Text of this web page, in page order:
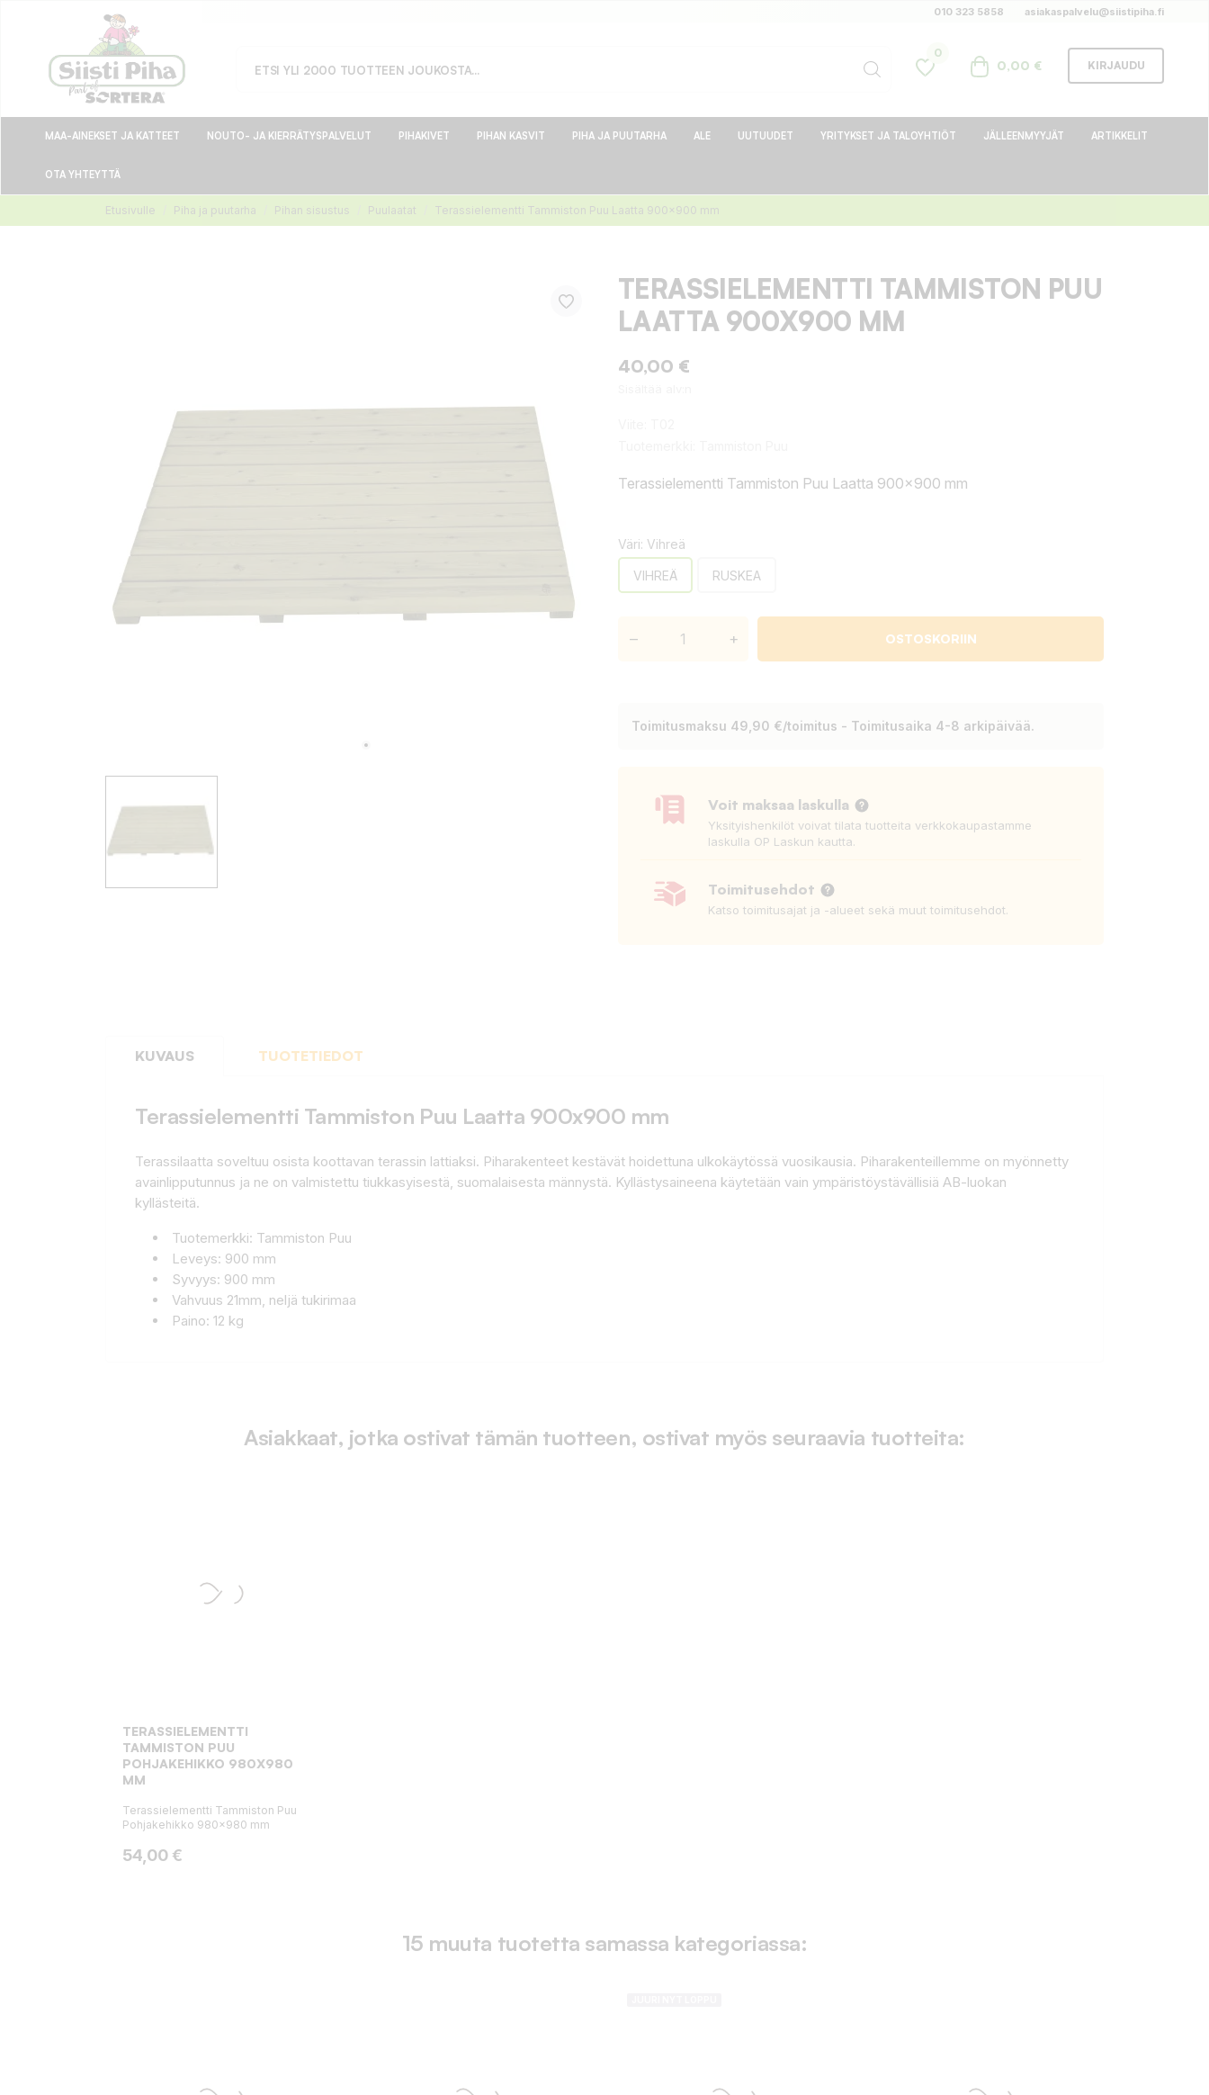
010 323 5858 asiakaspalvelu@siistipiha.fi
0
0,00 € KIRJAUDU
MAA-AINEKSET JA KATTEET NOUTO- JA KIERRÄTYSPALVELUT PIHAKIVET PIHAN KASVIT PIHA JA PUUTARHA ALE UUTUUDET YRITYKSET JA TALOYHTIÖT JÄLLEENMYYJÄT ARTIKKELIT
OTA YHTEYTTÄ
Etusivulle Piha ja puutarha Pihan sisustus Puulaatat Terassielementti Tammiston Puu Laatta 900x900 mm
TERASSIELEMENTTI TAMMISTON PUU
LAATTA 900X900 MM
40,00 €
Terassielementti Tammiston Puu Laatta 900x900 mm
Väri: Vihreä
VIHREÄ RUSKEA
– + OSTOSKORIIN
Toimitusmaksu 49,90 €/toimitus - Toimitusaika 4-8 arkipäivää.
Voit maksaa laskulla
Yksityishenkilöt voivat tilata tuotteita verkkokaupastamme
laskulla OP Laskun kautta.
Toimitusehdot
Katso toimitusajat ja -alueet sekä muut toimitusehdot.
KUVAUS TUOTETIEDOT
Terassielementti Tammiston Puu Laatta 900x900 mm
Terassilaatta soveltuu osista koottavan terassin lattiaksi. Piharakenteet kestävät hoidettuna ulkokäytössä vuosikausia. Piharakenteillemme on myönnetty
avainlipputunnus ja ne on valmistettu tiukkasyisestä, suomalaisesta männystä. Kyllästysaineena käytetään vain ympäristöystävällisiä AB-luokan
kyllästeitä.
Tuotemerkki: Tammiston Puu
Leveys: 900 mm
Syvyys: 900 mm
Vahvuus 21mm, neljä tukirimaa
Paino: 12 kg
Asiakkaat, jotka ostivat tämän tuotteen, ostivat myös seuraavia tuotteita:
TERASSIELEMENTTI
TAMMISTON PUU
POHJAKEHIKKO 980X980
MM
Terassielementti Tammiston Puu
Pohjakehikko 980x980 mm
Hinta
54,00 €
15 muuta tuotetta samassa kategoriassa: